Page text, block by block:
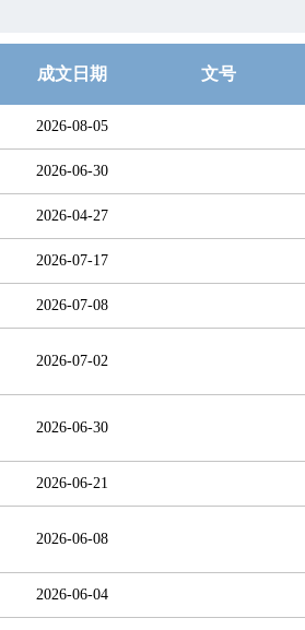
成文日期 文号
2026-08-05
2026-06-30
2026-04-27
2026-07-17
2026-07-08
2026-07-02
2026-06-30
2026-06-21
2026-06-08
2026-06-04